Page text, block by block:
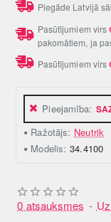
Pieejamība:
Ražotājs: Neutrik
Modelis: 34.4100
0 atsauksmes -
Piegāde Latvijā
Pasūtījumiem virs
pakomātiem, ja
Pasūtījumiem virs